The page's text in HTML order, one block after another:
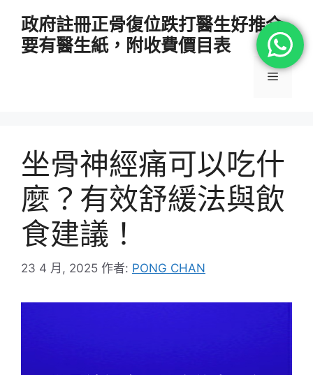
政府註冊正骨復位跌打醫生好推介
要有醫生紙，附收費價目表
選
坐骨神經痛可以吃什
麼？有效舒緩法與飲
食建議！
23 4 月, 2025 作者: PONG CHAN